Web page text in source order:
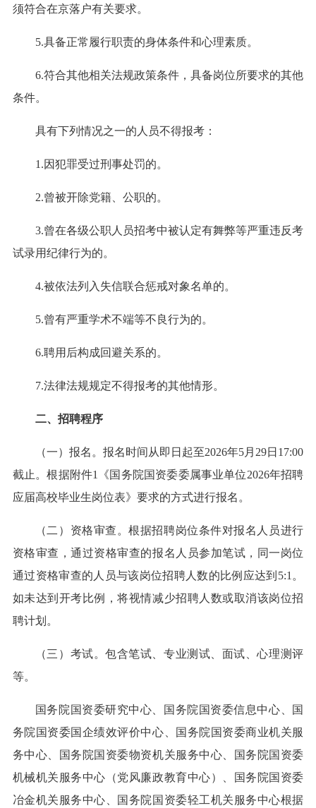
须符合在京落户有关要求。
5.具备正常履行职责的身体条件和心理素质。
6.符合其他相关法规政策条件，具备岗位所要求的其他
条件。
具有下列情况之一的人员不得报考：
1.因犯罪受过刑事处罚的。
2.曾被开除党籍、公职的。
3.曾在各级公职人员招考中被认定有舞弊等严重违反考
试录用纪律行为的。
4.被依法列入失信联合惩戒对象名单的。
5.曾有严重学术不端等不良行为的。
6.聘用后构成回避关系的。
7.法律法规规定不得报考的其他情形。
二、招聘程序
（一）报名。报名时间从即日起至2026年5月29日17:00
截止。根据附件1《国务院国资委委属事业单位2026年招聘
应届高校毕业生岗位表》要求的方式进行报名。
（二）资格审查。根据招聘岗位条件对报名人员进行
资格审查，通过资格审查的报名人员参加笔试，同一岗位
通过资格审查的人员与该岗位招聘人数的比例应达到5:1。
如未达到开考比例，将视情减少招聘人数或取消该岗位招
聘计划。
（三）考试。包含笔试、专业测试、面试、心理测评
等。
国务院国资委研究中心、国务院国资委信息中心、国
务院国资委国企绩效评价中心、国务院国资委商业机关服
务中心、国务院国资委物资机关服务中心、国务院国资委
机械机关服务中心（党风廉政教育中心）、国务院国资委
冶金机关服务中心、国务院国资委轻工机关服务中心根据